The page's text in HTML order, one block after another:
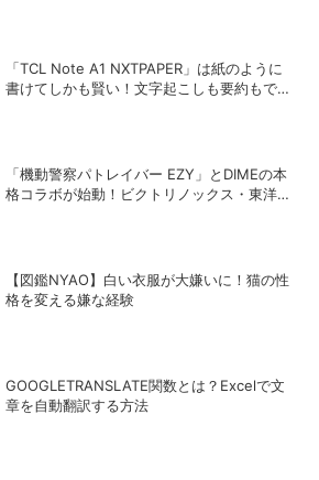
「TCL Note A1 NXTPAPER」は紙のように
書けてしかも賢い！文字起こしも要約もでき
「機動警察パトレイバー EZY」とDIMEの本
格コラボが始動！ビクトリノックス・東洋ス
【図鑑NYAO】白い衣服が大嫌いに！猫の性
格を変える嫌な経験
GOOGLETRANSLATE関数とは？Excelで文
章を自動翻訳する方法